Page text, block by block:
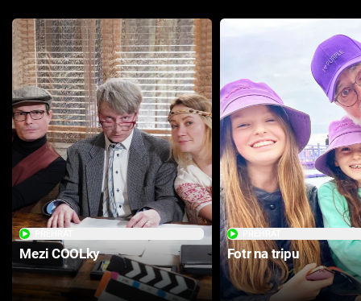
Mezi COOLky Fotr na tripu